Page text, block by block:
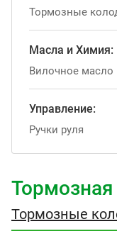
Тормозные
Масла и Химия:
Вилочное масло
Управление:
Ручки руля
Тормозные